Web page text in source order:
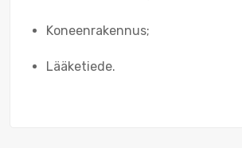
Koneenrakennus;
Lääketiede.